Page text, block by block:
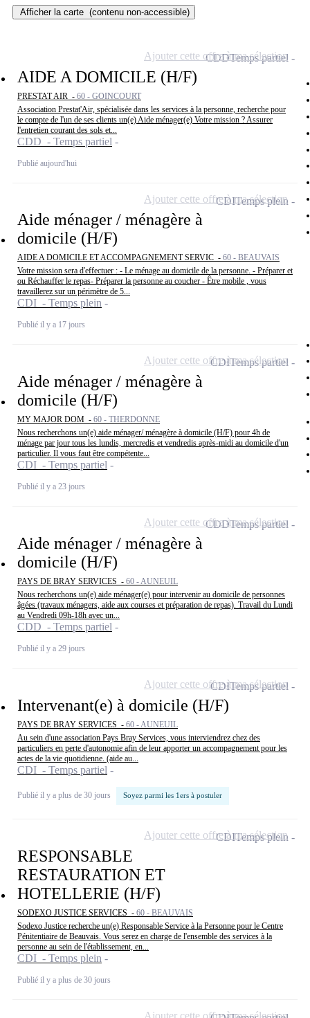
Afficher la carte (contenu non-accessible)
AIDE A DOMICILE (H/F)
PRESTAT AIR - 60 - GOINCOURT
Association Prestat'Air, spécialisée dans les services à la personne, recherche pour
le compte de l'un de ses clients un(e) Aide ménager(e) Votre mission ? Assurer
l'entretien courant des sols et...
CDD - Temps partiel
Publié aujourd'hui
CDDTemps partiel
Ajouter cette offre à ma sélection
Aide ménager / ménagère à
domicile (H/F)
AIDE A DOMICILE ET ACCOMPAGNEMENT SERVIC - 60 - BEAUVAIS
Votre mission sera d'effectuer : - Le ménage au domicile de la personne. - Préparer et
ou Réchauffer le repas- Préparer la personne au coucher - Être mobile , vous
travaillerez sur un périmètre de 5...
CDI - Temps plein
Publié il y a 17 jours
CDITemps plein
Ajouter cette offre à ma sélection
Aide ménager / ménagère à
domicile (H/F)
MY MAJOR DOM - 60 - THERDONNE
Nous recherchons un(e) aide ménager/ ménagère à domicile (H/F) pour 4h de
ménage par jour tous les lundis, mercredis et vendredis après-midi au domicile d'un
particulier. Il vous faut être compétente...
CDI - Temps partiel
Publié il y a 23 jours
CDITemps partiel
Ajouter cette offre à ma sélection
Aide ménager / ménagère à
domicile (H/F)
PAYS DE BRAY SERVICES - 60 - AUNEUIL
Nous recherchons un(e) aide ménager(e) pour intervenir au domicile de personnes
âgées (travaux ménagers, aide aux courses et préparation de repas). Travail du Lundi
au Vendredi 09h-18h avec un...
CDD - Temps partiel
Publié il y a 29 jours
CDDTemps partiel
Ajouter cette offre à ma sélection
Intervenant(e) à domicile (H/F)
PAYS DE BRAY SERVICES - 60 - AUNEUIL
Au sein d'une association Pays Bray Services, vous interviendrez chez des
particuliers en perte d'autonomie afin de leur apporter un accompagnement pour les
actes de la vie quotidienne. (aide au...
CDI - Temps partiel
Publié il y a plus de 30 jours Soyez parmi les 1ers à postuler
CDITemps partiel
Ajouter cette offre à ma sélection
RESPONSABLE
RESTAURATION ET
HOTELLERIE (H/F)
SODEXO JUSTICE SERVICES - 60 - BEAUVAIS
Sodexo Justice recherche un(e) Responsable Service à la Personne pour le Centre
Pénitentiaire de Beauvais. Vous serez en charge de l'ensemble des services à la
personne au sein de l'établissement, en...
CDI - Temps plein
Publié il y a plus de 30 jours
CDITemps plein
Ajouter cette offre à ma sélection
Ajouter cette offre à ma sélection